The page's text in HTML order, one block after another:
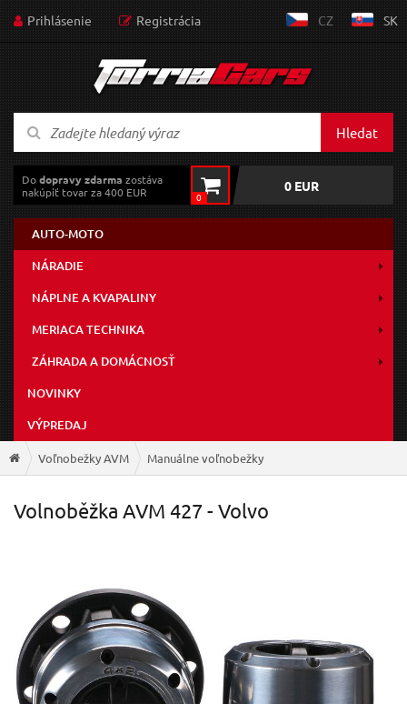
Prihlásenie Registrácia CZ SK
Hledat
Dodopravy zdarma zostáva
nakúpiť tovar za 400 EUR
0
0 EUR
AUTO-MOTO
NÁRADIE
NÁPLNE A KVAPALINY
MERIACA TECHNIKA
ZÁHRADA A DOMÁCNOSŤ
NOVINKY
VÝPREDAJ
Voľnobežky AVM Manuálne voľnobežky
Volnoběžka AVM 427 - Volvo